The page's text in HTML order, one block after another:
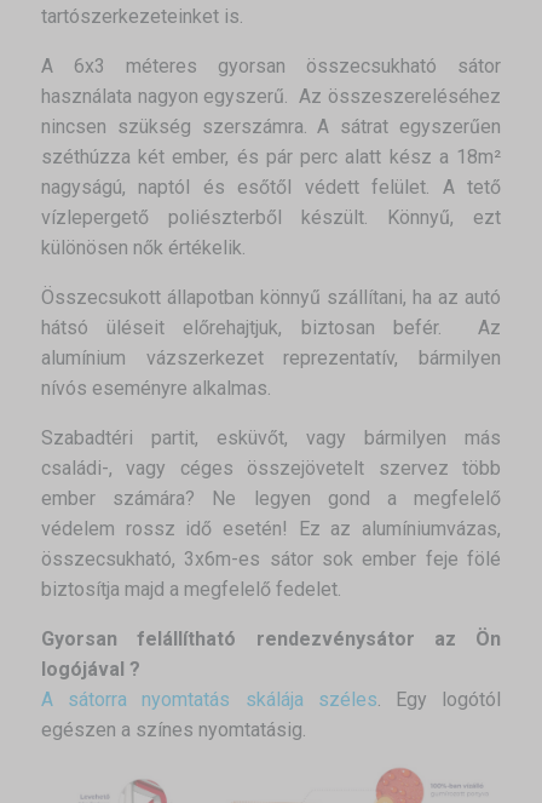
tartószerkezeteinket is.
A 6x3 méteres gyorsan összecsukható sátor
használata nagyon egyszerű. Az összeszereléséhez
nincsen szükség szerszámra. A sátrat egyszerűen
széthúzza két ember, és pár perc alatt kész a 18m²
nagyságú, naptól és esőtől védett felület. A tető
vízlepergető poliészterből készült. Könnyű, ezt
különösen nők értékelik.
Összecsukott állapotban könnyű szállítani, ha az autó
hátsó üléseit előrehajtjuk, biztosan befér. Az
alumínium vázszerkezet reprezentatív, bármilyen
nívós eseményre alkalmas.
Szabadtéri partit, esküvőt, vagy bármilyen más
családi-, vagy céges összejövetelt szervez több
ember számára? Ne legyen gond a megfelelő
védelem rossz idő esetén! Ez az alumíniumvázas,
összecsukható, 3x6m-es sátor sok ember feje fölé
biztosítja majd a megfelelő fedelet.
Gyorsan felállítható rendezvénysátor az Ön
logójával ?
A sátorra nyomtatás skálája széles. Egy logótól
egészen a színes nyomtatásig.